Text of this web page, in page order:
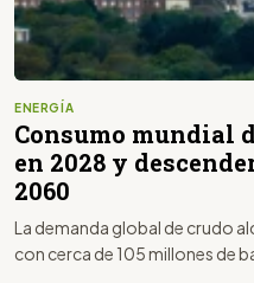
ENERGÍA
Consumo mundial
en 2028 y
2060
La demanda global de crudo
con cerca de 105 millones de